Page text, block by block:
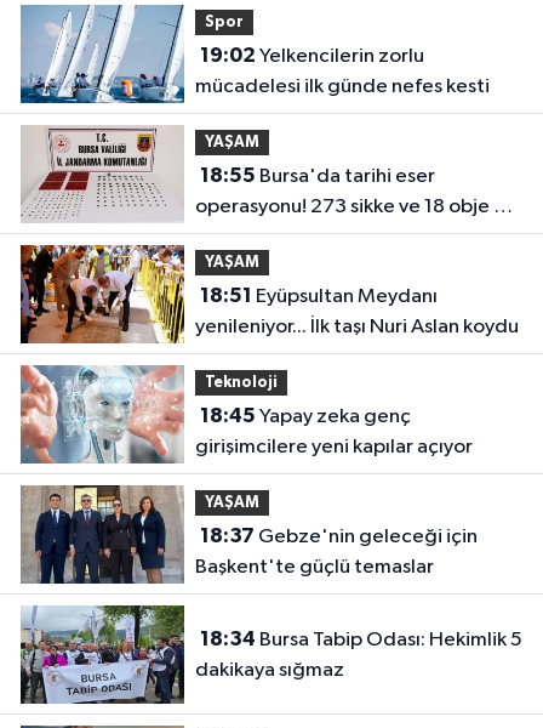
Spor
19:02
mücadelesi ilk günde nefes kesti
YAŞAM
18:55
operasyonu! 273 sikke ve 18 obje ele
geçirildi
YAŞAM
18:51
yenileniyor... İlk taşı Nuri Aslan koydu
Teknoloji
18:45
girişimcilere yeni kapılar açıyor
YAŞAM
18:37
Başkent'te güçlü temaslar
18:34
dakikaya sığmaz